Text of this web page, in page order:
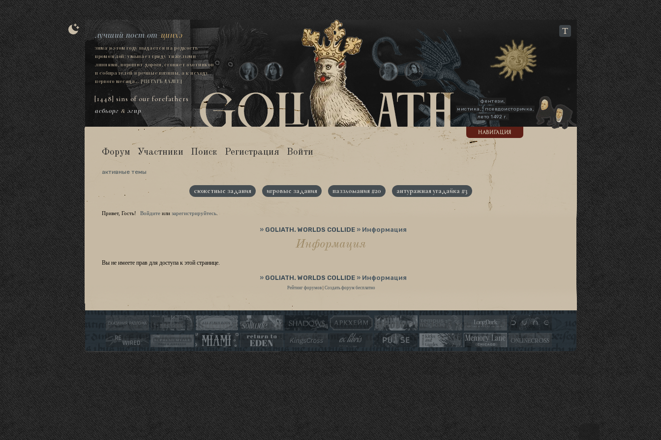
[1448] sins of our forefathers
асбьорг & эгир
лучший пост отцинхэ
зима в этом году выдается на редкость
промозглой: умывает гряду тяжелыми
ливнями, ворошит дороги, сгоняет охотников
и собирателей в речные низины, а к исходу
первого месяца...[ЧИТАТЬ ДАЛЕЕ]
фентези,
мистика,
псевдоисторичка,
лето 1492 г.
НАВИГАЦИЯ
Форум Участники Поиск Регистрация Войти
активные темы
сюжетные задания игровые задания паззломания #20 антуражная угадайка #3
Привет, Гость! Войдите или зарегистрируйтесь
» GOLIATH. WORLDS COLLIDE » Информация
Информация
Вы не имеете прав для доступа к этой странице.
» GOLIATH. WORLDS COLLIDE » Информация
Рейтинг форумов| Создать форум бесплатно